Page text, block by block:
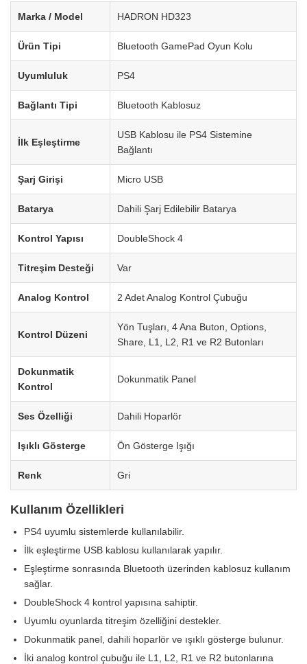
Marka / Model HADRON HD323
Ürün Tipi Bluetooth GamePad Oyun Kolu
Uyumluluk PS4
Bağlantı Tipi Bluetooth Kablosuz
İlk Eşleştirme
USB Kablosu ile PS4 Sistemine
Bağlantı
Şarj Girişi Micro USB
Batarya Dahili Şarj Edilebilir Batarya
Kontrol Yapısı DoubleShock 4
Titreşim Desteği Var
Analog Kontrol 2 Adet Analog Kontrol Çubuğu
Kontrol Düzeni
Yön Tuşları, 4 Ana Buton, Options,
Share, L1, L2, R1 ve R2 Butonları
Dokunmatik
Kontrol
Dokunmatik Panel
Ses Özelliği Dahili Hoparlör
Işıklı Gösterge Ön Gösterge Işığı
Renk Gri
Kullanım Özellikleri
PS4 uyumlu sistemlerde kullanılabilir.
İlk eşleştirme USB kablosu kullanılarak yapılır.
Eşleştirme sonrasında Bluetooth üzerinden kablosuz kullanım
sağlar.
DoubleShock 4 kontrol yapısına sahiptir.
Uyumlu oyunlarda titreşim özelliğini destekler.
Dokunmatik panel, dahili hoparlör ve ışıklı gösterge bulunur.
İki analog kontrol çubuğu ile L1, L2, R1 ve R2 butonlarına